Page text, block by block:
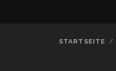
STARTSEITE